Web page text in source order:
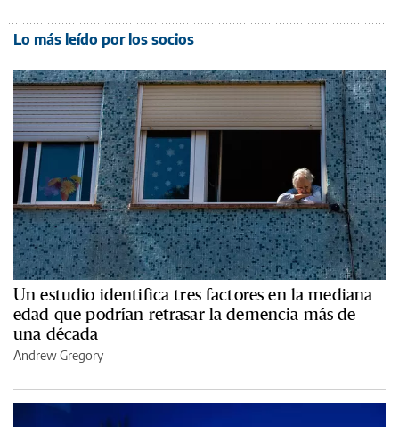
Lo más leído por los socios
Un estudio identifica tres factores en la mediana
edad que podrían retrasar la demencia más de
una década
Andrew Gregory